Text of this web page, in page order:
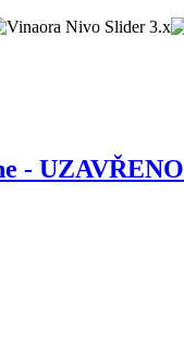
- UZAVŘENO